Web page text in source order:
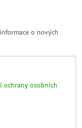
o nových
ochrany osobních